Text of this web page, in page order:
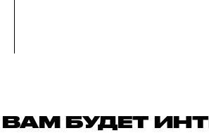
ВАМ БУДЕТ